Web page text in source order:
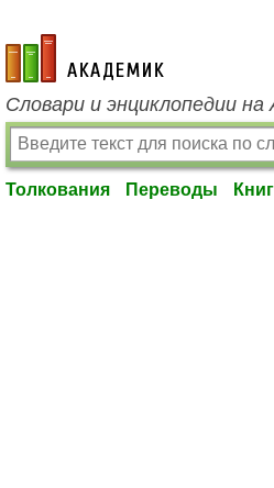
academic.ru
Словари и энциклопедии на
Толкования Переводы